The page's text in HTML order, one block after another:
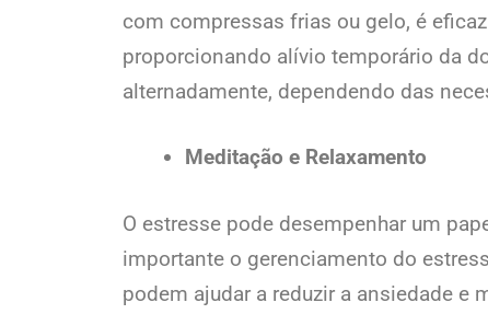
com compressas frias ou gelo, é
proporcionando alívio temporário da
alternadamente, dependendo das
Meditação e Relaxamento
O estresse pode desempenhar um
importante o gerenciamento do
podem ajudar a reduzir a ansiedade e